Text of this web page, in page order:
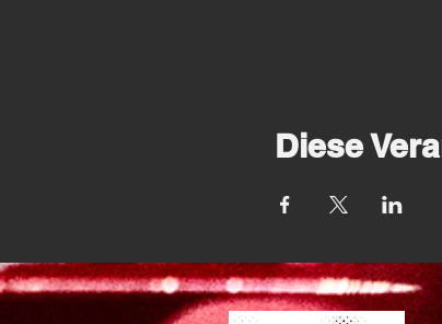
Diese